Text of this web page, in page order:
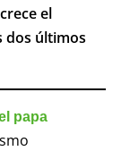
el
dos últimos
papa